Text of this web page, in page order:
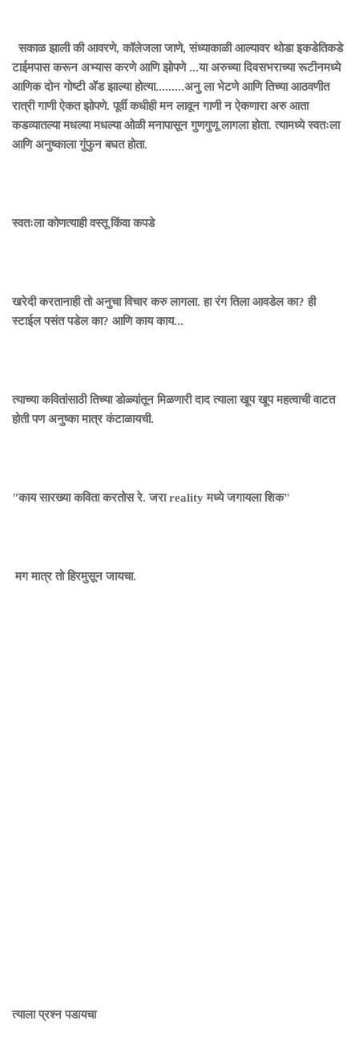
सकाळ झाली की आवरणे, कॉलेजला जाणे, संध्याकाळी आल्यावर थोडा इकडेतिकडे
टाईमपास करून अभ्यास करणे आणि झोपणे ...या अरुच्या दिवसभराच्या रूटीनमध्ये
आणिक दोन गोष्टी ॲड झाल्या होत्या.........अनु ला भेटणे आणि तिच्या आठवणीत
रात्री गाणी ऐकत झोपणे. पूर्वी कधीही मन लावून गाणी न ऐकणारा अरु आता
कडव्यातल्या मधल्या मधल्या ओळी मनापासून गुणगुणू लागला होता. त्यामध्ये स्वतःला
आणि अनुष्काला गुंफुन बघत होता.
स्वतःला कोणत्याही वस्तू किंवा कपडे
खरेदी करतानाही तो अनुचा विचार करु लागला. हा रंग तिला आवडेल का? ही
स्टाईल पसंत पडेल का? आणि काय काय...
त्याच्या कवितांसाठी तिच्या डोळ्यांतून मिळणारी दाद त्याला खूप खूप महत्वाची वाटत
होती पण अनुष्का मात्र कंटाळायची.
"काय सारख्या कविता करतोस रे. जरा reality मध्ये जगायला शिक"
मग मात्र तो हिरमुसून जायचा.
त्याला प्रश्न पडायचा